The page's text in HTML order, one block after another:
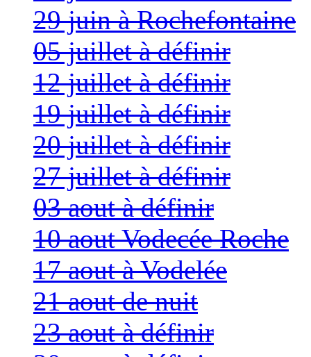
29 juin à Rochefontaine
05 juillet à définir
12 juillet à définir
19 juillet à définir
20 juillet à définir
27 juillet à définir
03 aout à définir
10 aout Vodecée Roche
17 aout à Vodelée
21 aout de nuit
23 aout à définir